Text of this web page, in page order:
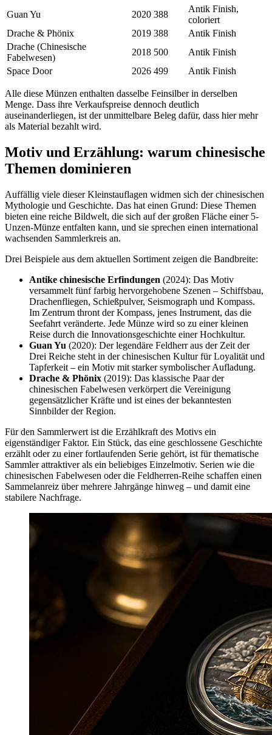
Guan Yu
2020 388
Antik Finish,
coloriert
Drache & Phönix
2019 388
Antik Finish
Drache (Chinesische
Fabelwesen)
2018 500
Antik Finish
Space Door
2026 499 Antik Finish
Alle diese Münzen enthalten dasselbe Feinsilber in derselben
Menge. Dass ihre Verkaufspreise dennoch deutlich
auseinanderliegen, ist der unmittelbare Beleg dafür, dass hier mehr
als Material bezahlt wird.
Motiv und Erzählung: warum chinesische
Themen dominieren
Auffällig viele dieser Kleinstauflagen widmen sich der chinesischen
Mythologie und Geschichte. Das hat einen Grund: Diese Themen
bieten eine reiche Bildwelt, die sich auf der großen Fläche einer 5-
Unzen-Münze entfalten kann, und sie sprechen einen international
wachsenden Sammlerkreis an.
Drei Beispiele aus dem aktuellen Sortiment zeigen die Bandbreite:
Antike chinesische Erfindungen (2024): Das Motiv
versammelt fünf farbig hervorgehobene Szenen – Schiffsbau,
Drachenfliegen, Schießpulver, Seismograph und Kompass.
Im Zentrum thront der Kompass, jenes Instrument, das die
Seefahrt veränderte. Jede Münze wird so zu einer kleinen
Reise durch die Innovationsgeschichte einer Hochkultur.
Guan Yu (2020): Der legendäre Feldherr aus der Zeit der
Drei Reiche steht in der chinesischen Kultur für Loyalität und
Tapferkeit – ein Motiv mit starker symbolischer Aufladung.
Drache & Phönix (2019): Das klassische Paar der
chinesischen Fabelwesen verkörpert die Vereinigung
gegensätzlicher Kräfte und ist eines der bekanntesten
Sinnbilder der Region.
Für den Sammlerwert ist die Erzählkraft des Motivs ein
eigenständiger Faktor. Ein Stück, das eine geschlossene Geschichte
erzählt oder zu einer fortlaufenden Serie gehört, ist für thematische
Sammler attraktiver als ein beliebiges Einzelmotiv. Serien wie die
chinesischen Fabelwesen oder die Feldherren-Reihe schaffen einen
Sammelanreiz über mehrere Jahrgänge hinweg – und damit eine
stabilere Nachfrage.